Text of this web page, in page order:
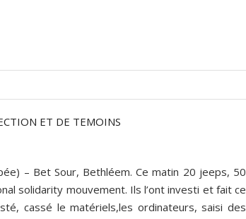
ET DE TEMOINS
– Bet Sour, Bethléem. Ce matin 20 jeeps, 50
solidarity mouvement. Ils l’ont investi et fait ce
cassé le matériels,les ordinateurs, saisi des